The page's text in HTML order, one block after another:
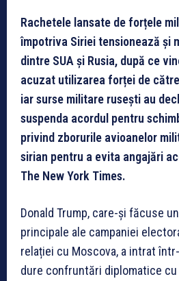
Rachetele lansate de forțele
împotriva Siriei tensionează și
dintre SUA și Rusia, după ce
acuzat utilizarea forței de
iar surse militare rusești au
suspenda acordul pentru
privind zborurile avioanelor
sirian pentru a evita angajări
The New York Times.
Donald Trump, care-și făcuse
principale ale campaniei
relației cu Moscova, a intrat
dure confruntări diplomatice